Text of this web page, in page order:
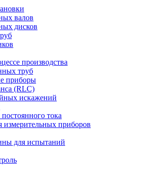
валов
дисков
производства
труб
приборы
(RLC)
искажений
тока
приборов
для испытаний